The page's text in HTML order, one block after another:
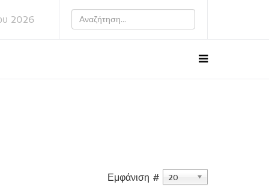
2026
Εμφάνιση #
20